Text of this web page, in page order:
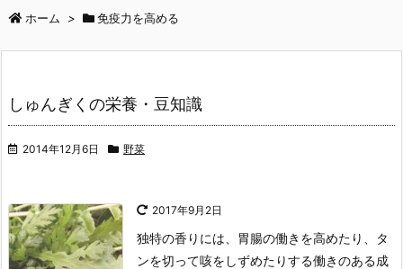
ホーム > 免疫力を高める
しゅんぎくの栄養・豆知識
2014年12月6日 野菜
2017年9月2日
独特の香りには、胃腸の働きを高めたり、タ
ンを切って咳をしずめたりする働きのある成